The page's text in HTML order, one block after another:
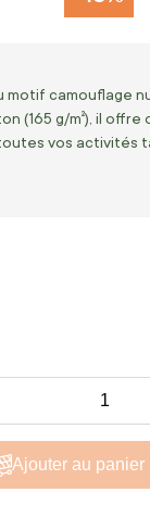
motif camouflage
(165 g/m²), il
vos activités
Ajouter au panier